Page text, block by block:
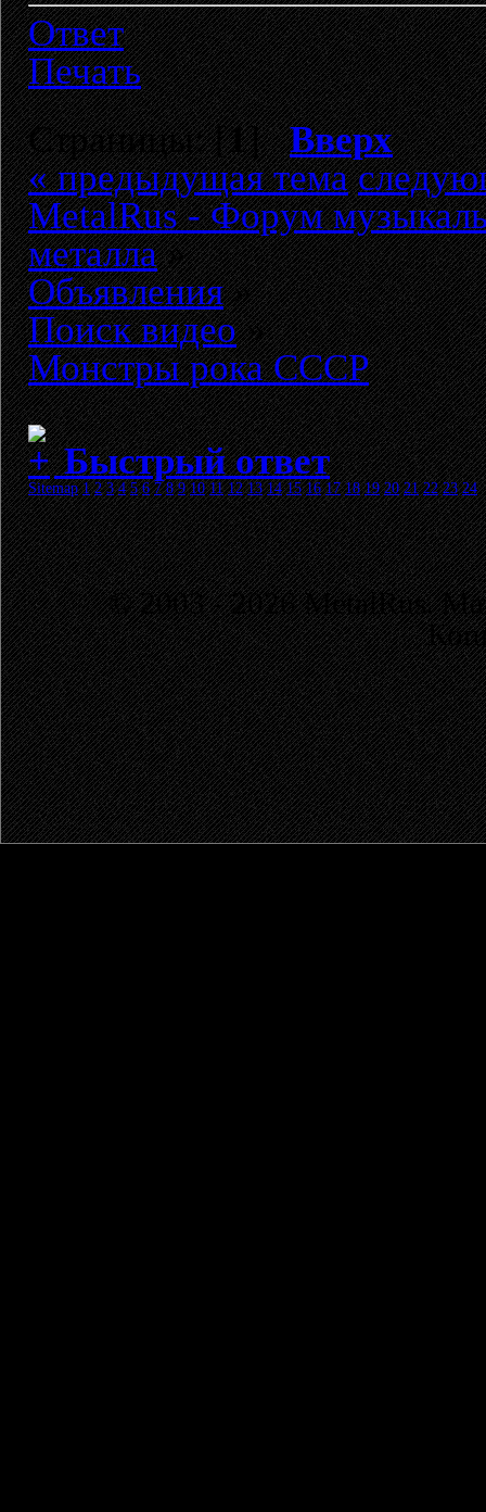
Ответ
Печать
Страницы: [1]Вверх
« предыдущая тема
MetalRus - Форум
металла»
Объявления»
Поиск видео»
Монстры рока СССР
Быстрый ответ
Sitemap 1 2 3 4 5 6 7 8 9 10 11 12 13 14 15 16 17 18 19 20 21 22 23 24
© 2003 - 2026 MetalRus.